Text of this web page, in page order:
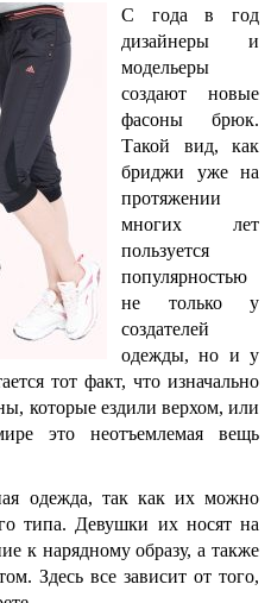
С года в год
дизайнеры и
модельеры
создают новые
фасоны брюк.
Такой вид, как
бриджи уже на
протяжении
многих лет
пользуется
популярностью
не только у
создателей
одежды, но и у
тот факт, что изначально
которые ездили верхом, или
это неотъемлемая вещь
одежда, так как их можно
типа. Девушки их носят на
к нарядному образу, а также
Здесь все зависит от того,